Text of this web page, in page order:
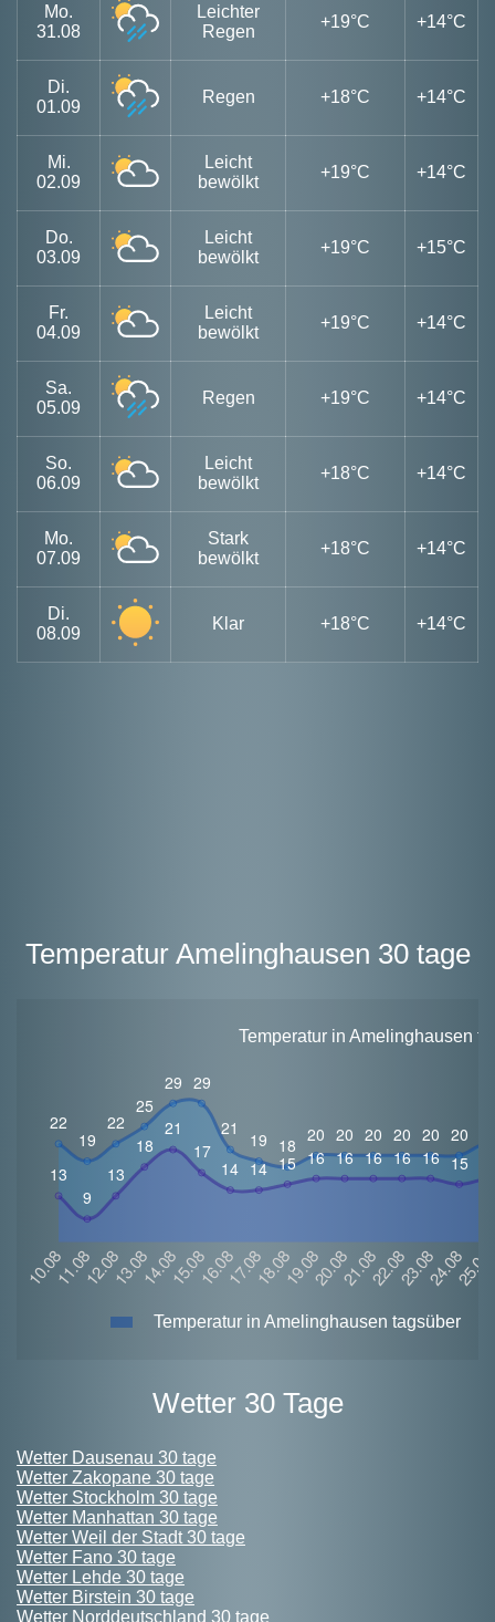
Mo.
31.08
Leichter
Regen
+19°C +14°C
Di.
01.09
Regen +18°C +14°C
Mi.
02.09
Leicht
bewölkt
+19°C +14°C
Do.
03.09
Leicht
bewölkt
+19°C +15°C
Fr.
04.09
Leicht
bewölkt
+19°C +14°C
Sa.
05.09
Regen +19°C +14°C
So.
06.09
Leicht
bewölkt
+18°C +14°C
Mo.
07.09
Stark
bewölkt
+18°C +14°C
Di.
08.09
Klar +18°C +14°C
Temperatur Amelinghausen 30 tage
Temperatur in Amelinghausen
Temperatur in Amelinghausen tagsüber
Wetter 30 Tage
Wetter Dausenau 30 tage
Wetter Zakopane 30 tage
Wetter Stockholm 30 tage
Wetter Manhattan 30 tage
Wetter Weil der Stadt 30 tage
Wetter Fano 30 tage
Wetter Lehde 30 tage
Wetter Birstein 30 tage
Wetter Norddeutschland 30 tage